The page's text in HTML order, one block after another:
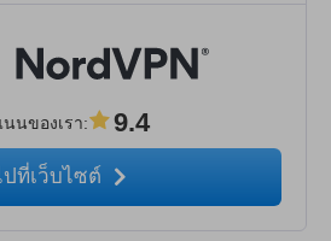
นของเรา: 9.4
ปที่เว็บไซต์